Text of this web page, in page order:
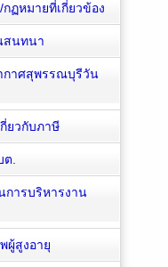
กฏหมายที่เกี่ยวข้อง
สนทนา
กาศสุพรรณบุรีวัน
ยวกับภาษี
.
การบริหารงาน
ผู้สูงอายุ